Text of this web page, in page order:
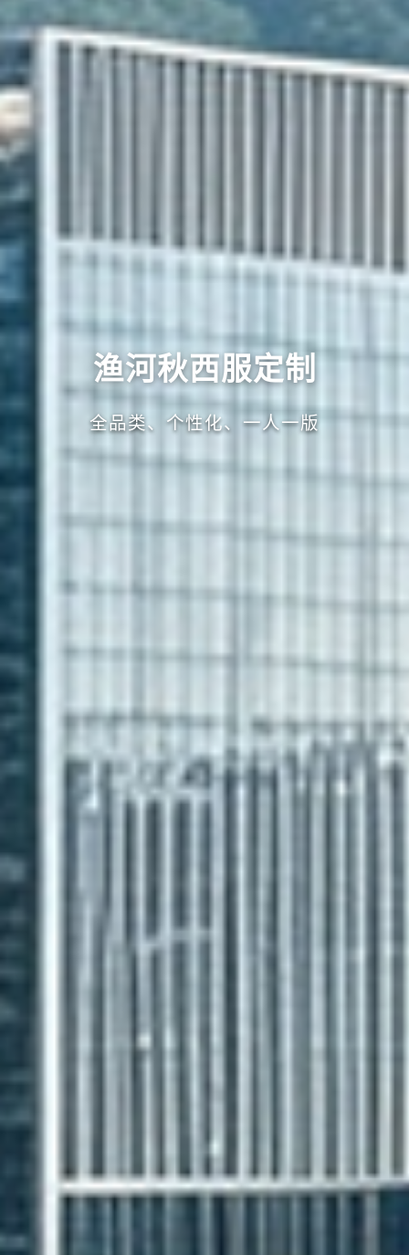
渔河秋西服定制
全品类、个性化、一人一版